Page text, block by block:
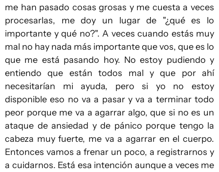
me han pasado cosas grosas y me cuesta a veces
procesarlas, me doy un lugar de "¿qué es lo
importante y qué no?". A veces cuando estás muy
mal no hay nada más importante que vos, que es lo
que me está pasando hoy. No estoy pudiendo y
entiendo que están todos mal y que por ahí
necesitarían mi ayuda, pero si yo no estoy
disponible eso no va a pasar y va a terminar todo
peor porque me va a agarrar algo, que si no es un
ataque de ansiedad y de pánico porque tengo la
cabeza muy fuerte, me va a agarrar en el cuerpo.
Entonces vamos a frenar un poco, a registrarnos y
a cuidarnos. Está esa intención aunque a veces me